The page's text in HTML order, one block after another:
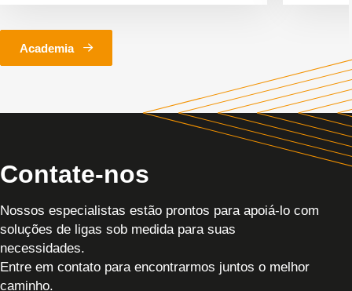
Academia
Contate-nos
Nossos especialistas estão prontos para apoiá-lo com
soluções de ligas sob medida para suas
necessidades.
Entre em contato para encontrarmos juntos o melhor
caminho.